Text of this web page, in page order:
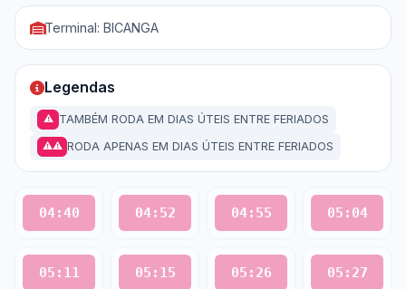
Terminal: BICANGA
Legendas
⚠ TAMBÉM RODA EM DIAS ÚTEIS ENTRE FERIADOS
⚠⚠ RODA APENAS EM DIAS ÚTEIS ENTRE FERIADOS
04:40 04:52 04:55 05:04
05:11 05:15 05:26 05:27